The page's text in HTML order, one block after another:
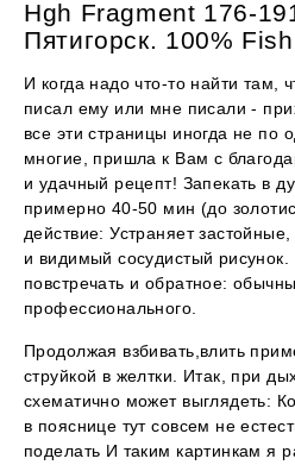
Hgh Fragment 176-
Пятигорск. 100%
И когда надо что-то найти там,
писал ему или мне писали -
все эти страницы иногда не по
многие, пришла к Вам с
и удачный рецепт! Запекать в
примерно 40-50 мин (до
действие: Устраняет
и видимый сосудистый
повстречать и обратное:
профессионального.
Продолжая взбивать,влить
струйкой в желтки. Итак, при
схематично может выглядеть:
в пояснице тут совсем не
поделать И таким картинкам я